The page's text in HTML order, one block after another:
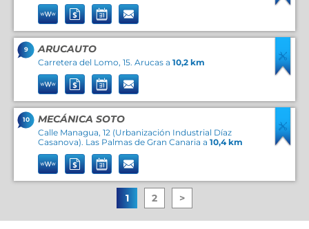
9 ARUCAUTO
Carretera del Lomo, 15. Arucas a 10,2 km
10 MECÁNICA SOTO
Calle Managua, 12 (Urbanización Industrial Díaz
Casanova). Las Palmas de Gran Canaria a 10,4 km
1 2 >